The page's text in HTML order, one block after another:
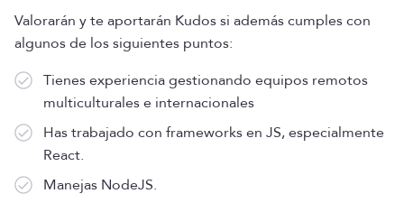
Valorarán y te aportarán Kudos si además cumples con
algunos de los siguientes puntos:
Tienes experiencia gestionando equipos remotos
multiculturales e internacionales
Has trabajado con frameworks en JS, especialmente
React.
Manejas NodeJS.